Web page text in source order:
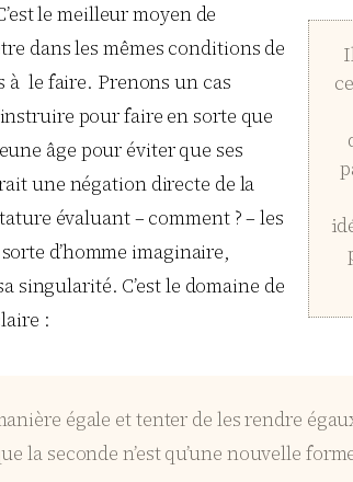
le meilleur moyen de
dans les mêmes conditions de
à le faire. Prenons un cas
pour faire en sorte que
âge pour éviter que ses
une négation directe de la
évaluant – comment ? – les
d’homme imaginaire,
C’est le domaine de
:
égale et tenter de les rendre
la seconde n’est qu’une nouvelle